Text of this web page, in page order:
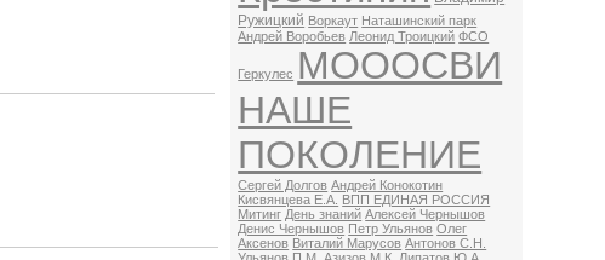
Ружицкий Воркаут Наташинский парк
Андрей Воробьев Леонид Троицкий ФСО
Геркулес МОООСВИ
НАШЕ
ПОКОЛЕНИЕ
Сергей Долгов Андрей Конокотин
Кисвянцева Е.А. ВПП ЕДИНАЯ РОССИЯ
Митинг День знаний Алексей Чернышов
Денис Чернышов Петр Ульянов Олег
Аксенов Виталий Марусов Антонов С.Н.